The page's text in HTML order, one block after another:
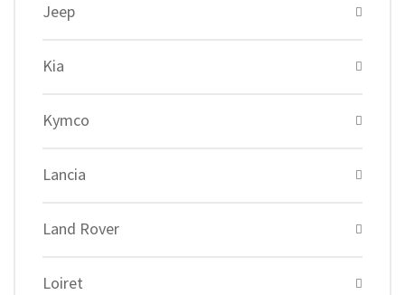
Jeep
Kia
Kymco
Lancia
Land Rover
Loiret